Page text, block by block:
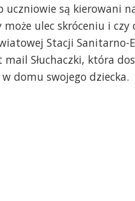
uczniowie są kierowani
ulec skróceniu i czy
Stacji
Słuchaczki, która
domu swojego dziecka.